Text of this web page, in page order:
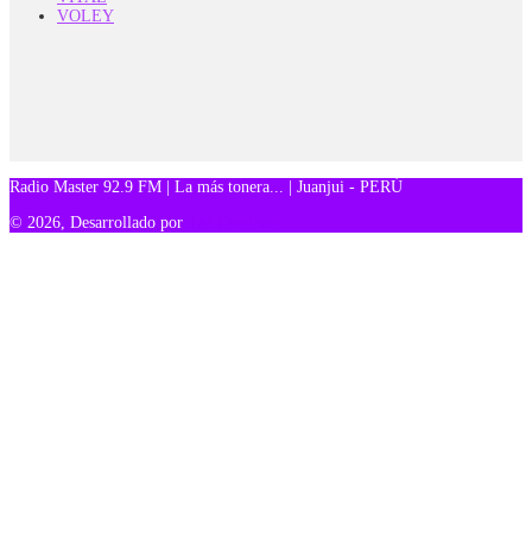
VOLEY
Radio Master 92.9 FM | La más tonera... | Juanjui - PERÚ
© 2026, Desarrollado por